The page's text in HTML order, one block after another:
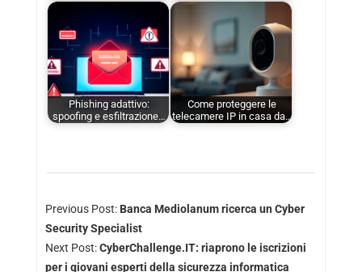
Phishing adattivo:
spoofing e esfiltrazione…
Come proteggere le
telecamere IP in casa da…
Previous Post: Banca Mediolanum ricerca un Cyber
Security Specialist
Next Post:CyberChallenge.IT: riaprono le iscrizioni
per i giovani esperti della sicurezza informatica